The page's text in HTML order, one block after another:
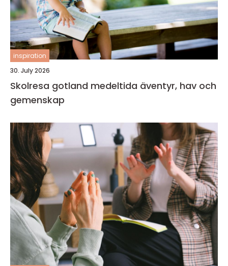
inspiration
30. July 2026
Skolresa gotland medeltida äventyr, hav och
gemenskap